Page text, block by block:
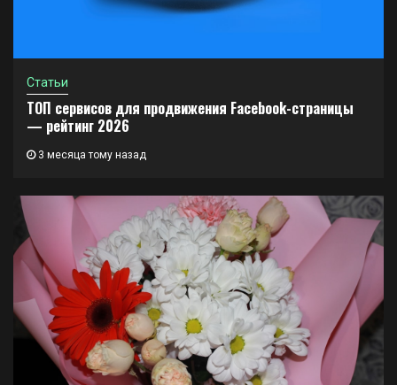
Статьи
ТОП сервисов для продвижения Facebook-страницы
— рейтинг 2026
3 месяца тому назад